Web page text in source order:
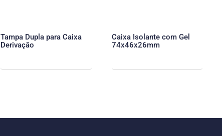
Tampa Dupla para Caixa
Derivaçăo
Caixa Isolante com Gel
74x46x26mm